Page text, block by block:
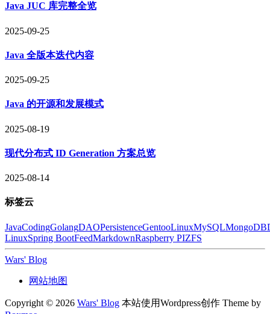
Java JUC 库完整全览
2025-09-25
Java 全版本迭代内容
2025-09-25
Java 的开源和发展模式
2025-08-19
现代分布式 ID Generation 方案总览
2025-08-14
标签云
JavaCodingGolangDAOPersistenceGentooLinuxMySQLMongoDB
LinuxSpring BootFeedMarkdownRaspberry PIZFS
Wars' Blog
网站地图
Copyright © 2026 Wars' Blog 本站使用Wordpress创作 Theme by